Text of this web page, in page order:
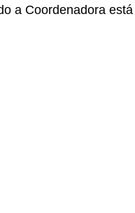
a Coordenadora